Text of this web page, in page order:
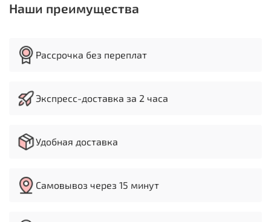
Наши преимущества
Рассрочка без переплат
Экспресс-доставка за 2 часа
Удобная доставка
Самовывоз через 15 минут